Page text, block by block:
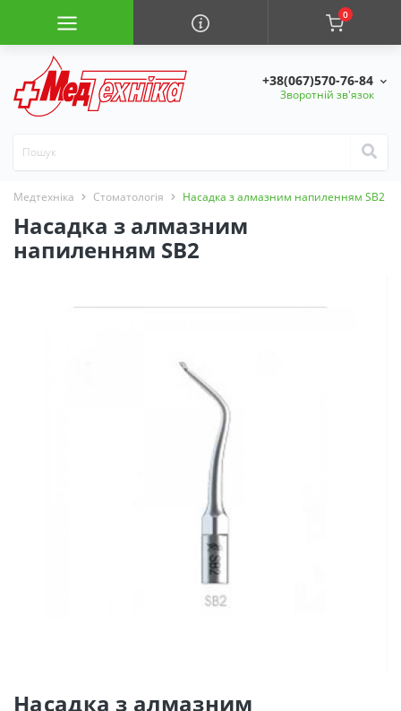
0
+38(067)570-76-84
Зворотній зв'язок
Медтехніка Стоматологія Насадка з алмазним напиленням SB2
Насадка з алмазним
напиленням SB2
Насадка з алмазним